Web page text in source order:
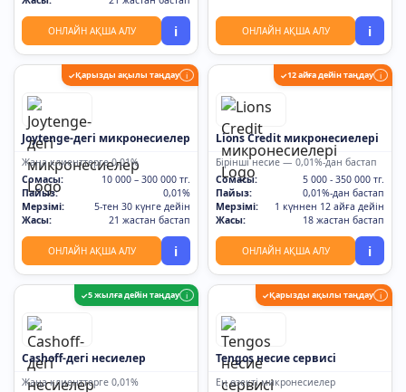
ОНЛАЙН АҚША АЛУ i ОНЛАЙН АҚША АЛУ i
✓Қарызды ақылы таңдау i
Joytenge-дегі микронесиелер
Жаңа клиенттерге 0,01%
Сомасы:
10 000 – 300 000 тг.
Пайыз:
0,01%
Мерзімі:
5-тен 30 күнге дейін
Жасы:
21 жастан бастап
ОНЛАЙН АҚША АЛУ i
✓12 айға дейін таңдау i
Lions Credit микронесиелері
Бірінші несие — 0,01%-дан бастап
Сомасы:
5 000 - 350 000 тг.
Пайыз:
0,01%-дан бастап
Мерзімі:
1 күннен 12 айға дейін
Жасы:
18 жастан бастап
ОНЛАЙН АҚША АЛУ i
✓5 жылға дейін таңдау i
Cashoff-дегі несиелер
Жаңа клиенттерге 0,01%
✓Қарызды ақылы таңдау i
Tengos несие сервисі
Ең өзекті микронесиелер